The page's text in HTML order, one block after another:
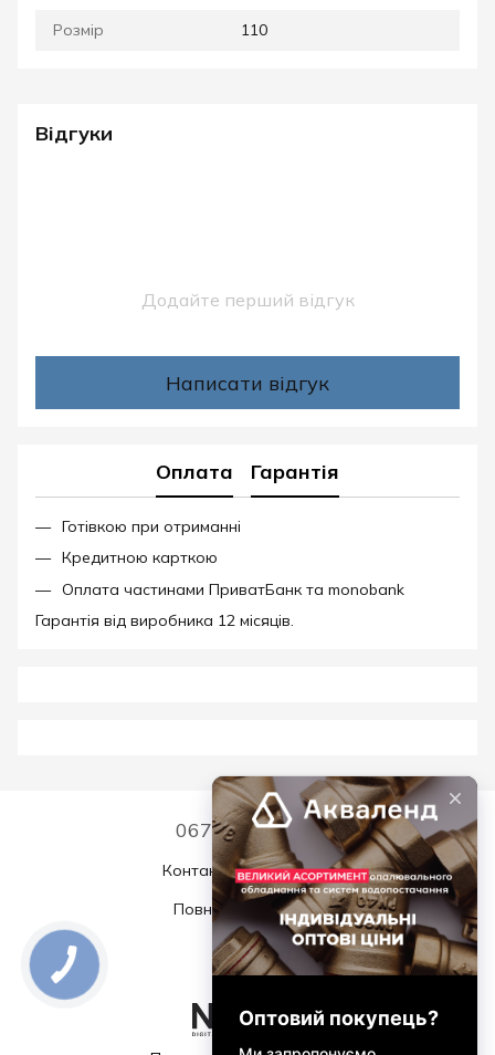
Розмір 110
Відгуки
Додайте перший відгук
Написати відгук
Оплата Гарантія
Готівкою при отриманні
Кредитною карткою
Оплата частинами ПриватБанк та monobank
Гарантія від виробника 12 місяців.
067 339 7768
Контактна інформація
Повна версія сайту
© 2026